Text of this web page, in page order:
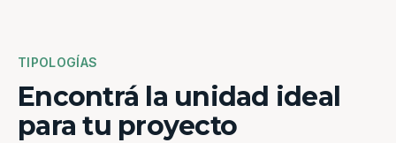
TIPOLOGÍAS
Encontrá la unidad ideal
para tu proyecto